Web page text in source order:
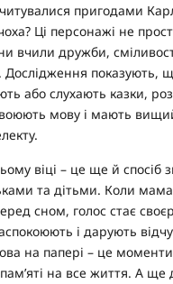
пригодами
Ці персонажі не
вчили дружби,
Дослідження показують,
або слухають казки,
мову і мають
віці – це ще й спосіб
та дітьми. Коли
сном, голос стає
і дарують
на папері – це
на все життя. А ще